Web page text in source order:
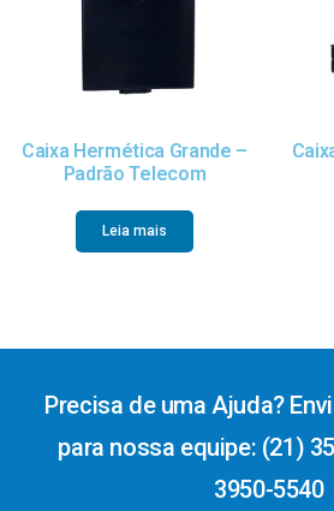
Caixa Hermética Grande –
Padrão Telecom
Leia mais
Precisa de uma Ajuda?
para nossa equipe: (21)
3950-5540